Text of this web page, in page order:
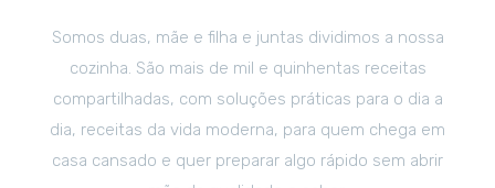
Somos duas, mãe e filha e juntas dividimos a nossa
cozinha. São mais de mil e quinhentas receitas
compartilhadas, com soluções práticas para o dia a
dia, receitas da vida moderna, para quem chega em
casa cansado e quer preparar algo rápido sem abrir